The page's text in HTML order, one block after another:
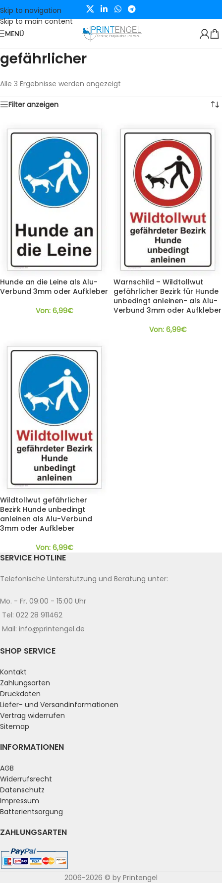
Skip to navigation
Skip to main content
MENÜ
gefährlicher
Alle 3 Ergebnisse werden angezeigt
Filter anzeigen
Hunde an die Leine als Alu-
Verbund 3mm oder Aufkleber
Von: 6,99€
Warnschild – Wildtollwut
gefährlicher Bezirk für Hunde
unbedingt anleinen- als Alu-
Verbund 3mm oder Aufkleber
Von: 6,99€
Wildtollwut gefährlicher
Bezirk Hunde unbedingt
anleinen als Alu-Verbund
3mm oder Aufkleber
Von: 6,99€
SERVICE HOTLINE
Telefonische Unterstützung und Beratung unter:
Mo. - Fr. 09:00 - 15:00 Uhr
Tel: 022 28 911462
Mail: info@printengel.de
SHOP SERVICE
Kontakt
Zahlungsarten
Druckdaten
Liefer- und Versandinformationen
Vertrag widerrufen
Sitemap
INFORMATIONEN
AGB
Widerrufsrecht
Datenschutz
Impressum
Batterientsorgung
ZAHLUNGSARTEN
2006-2026 © by Printengel